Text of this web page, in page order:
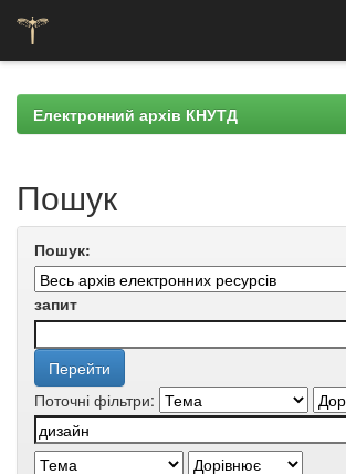
navigationЕлектронний архів КНУТД
Пошук
Пошук:
запит
Поточні фільтри: